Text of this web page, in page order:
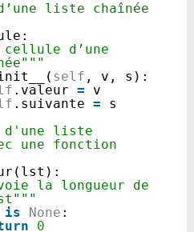
liste chaînée
cellule d’une
self , v, s):
.valeur =
v
.suivante =
s
d'une liste
une fonction
la longueur de
is None :
0